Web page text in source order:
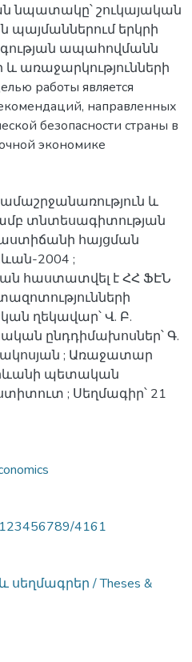
նպատակը՝ շուկայական
պայմաններում երկրի
ապահովմանն
և առաջարկությունների
работы является
направленных
безопасности страны в
экономике
և
տնտեսագիտության
հայցման
2004 ;
հաստատվել է ՀՀ ՖԷՆ
ղեկավար՝ Վ. Բ.
ընդդիմախոսներ՝ Գ.
; Առաջատար
պետական
; Սեղմագիր՝ 21
123456789/4161
/ Theses &